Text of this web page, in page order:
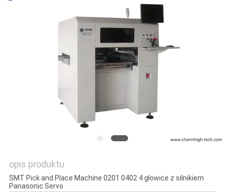
PRYWATNOŚCI
opis produktu
SMT Pick and Place Machine 0201 0402 4 głowice z silnikiem
Panasonic Servo